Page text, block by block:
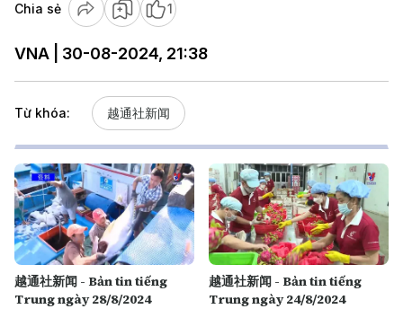
Chia sẻ 1
VNA | 30-08-2024, 21:38
Từ khóa: 越通社新闻
越通社新闻 - Bản tin tiếng
Trung ngày 28/8/2024
越通社新闻 - Bản tin tiếng
Trung ngày 24/8/2024